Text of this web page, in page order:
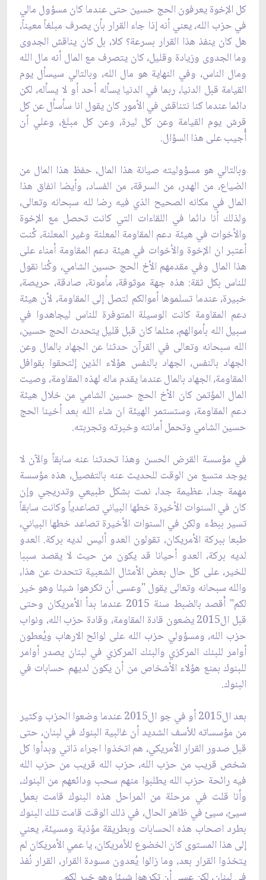
كل الإخوة يعرفون الحج حسين حتى عندما كان مسؤول مالي
في حزب الله، يعني أنه إذا جاء القرار ‏بأن يصرف مبلغاً معيناً،
هل كان ينفذ هذا القرار بسرعة؟ كلا، بل كان يناقش الجدوى
وما الجدوى وزيادة وقليل، كان يتصرف مع ‏المال أنه مال الله
ومال الناس، وفي النهاية هو مال الله، وبالتالي سيسأل يوم
القيامة قبل الدنيا، ربما ‏في الدنيا يسأله أحد أو لا يسأله، لكن
دائما عندما كنا نتناقش في الأمور كان يقول انا سأسأل عن كل
‏قرش يوم القيامة وعن كل ليرة، وعن كل مبلغ، وعلي أن
أُجيب على هذا السؤال.‏
وبالتالي هو مسؤوليته صيانة هذا المال، حفظ هذا المال من
الضياع، من الهدر، من السرقة، من ‏الفساد، وأيضا انفاق هذا
المال في مكانه الصحيح الذي فيه رضا لله سبحانه وتعالى،
ولذلك أنا دائما ‏في اللقاءات التي كانت تحصل مع الإخوة
والأخوات في هيئة دعم المقاومة المعلنة وغير المعلنة، ‏كُنت
أعتبر ان الإخوة والأخوات في هيئة دعم المقاومة أمناء على
هذا المال وفي مقدمهم الأخ ‏الحج حسين الشامي، وكُنا نقول
للناس بكل ثقة: هذه جهة موثوقة، مأمونة، صادقة، حريصة،
‏خبيرة، عندما تسلموها أموالكم لتصل إلى المقاومة، لأن هيئة
دعم المقاومة كانت الوسيلة المتوفرة ‏للناس ليجاهدوا في
سبيل الله بأموالهم، مثلما كان قبل قليل يتحدث الحج حسين،
الله سبحانه وتعالى ‏في القرآن حدثنا عن الجهاد بالمال وعن
الجهاد بالنفس، الجهاد بالنفس هؤلاء الذين إلتحقوا بقوافل
‏المقاومة، الجهاد بالمال عندما يقدم ماله لهذه المقاومة، وصيت
المال المؤتمن كان الأخ الحج ‏حسين الشامي من خلال هيئة
دعم المقاومة، وستستمر الهيئة ان شاء الله بعد أخينا الحج
حسين ‏الشامي وتحمل أمانته وخبرته وتجربته.‏
في مؤسسة القرض الحسن وهذا تحدثنا عنه سابقاً والآن لا
يوجد متسع من الوقت للحديث عنه ‏بالتفصيل، هذه مؤسسة
مهمة جدا، عظيمة جدا، نمت بشكل طبيعي وتدريجي وإن
كان في السنوات ‏الأخيرة خطها البياني تصاعدياً وكانت سابقاً
تسير ببطء ولكن في السنوات الأخيرة تصاعد خطها البياني،
‏طبعا ببركة الأمريكان، تقولون العدو أليس لديه بركة. العدو
لديه بركة، العدو أحيانا قد يكون من ‏حيث لا يقصد سببا
للخير، على كل حال بعض الأمثال الشعبية تتحدث عن هذا،
والله سبحانه وتعالى يقول "وعسى أن تكرهوا شيئا وهو خير
لكم" أَقصد بالضبط سنة 2015 عندما ‏بدأ الأمريكان وحتى
قبل ال2015 يضعون قادة المقاومة، وقادة حزب الله، ونواب
حزب الله، ‏ومسؤولي حزب الله على لوائح الارهاب ويُعطون
أوامر للبنك المركزي والبنك المركزي في ‏لبنان يصدر أوامر
للبنوك بمنع هؤلاء الأشخاص من أن يكون لديهم حسابات في
البنوك.‏
بعد ال2015 أو في جو ال2015 عندما وضعوا الحزب وكثير
من مؤسساته للأسف الشديد أن غالبية البنوك في لبنان، ‏حتى
قبل صدور القرار الأمريكي، هم اتخذوا اجراء ذاتي وبدأوا كل
شخص قريب من حزب الله، ‏حزب الله قريب من حزب الله
فيه رائحة حزب الله يطلبوا منهم سحب ودائعهم من البنوك،
وأنا قلت ‏في مرحلة من المراحل هذه البنوك قامت بعمل
سيئ، سيئ في ظاهر الحال، في ذلك الوقت قامت تلك البنوك
‏بطرد اصحاب هذه الحسابات وبطريقة مؤذية ومسيئة، يعني
إلى هذا المستوى كان الخضوع للأمريكان، ‏يا عمي الأمريكان لم
يتخذوا القرار بعد، وما زالوا يُعدون مسودة القرار، القرار نُفذ